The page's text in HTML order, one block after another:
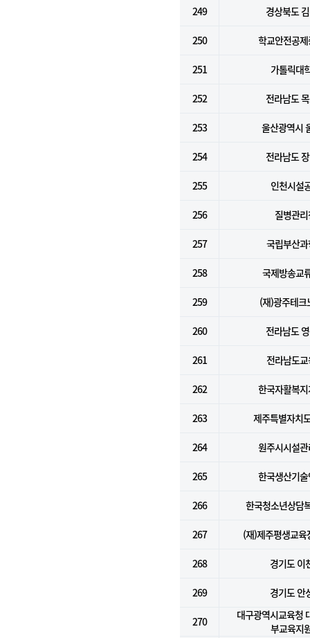
249 경상북도
250 학교안전공
251 가톨릭대
252 전라남도
253 울산광역시
254 전라남도
255 인천시설
256 질병관
257 국립부산
258 국제방송교
259 (재)광주테크
260 전라남도
261 전라남도
262 한국자활복
263 제주특별자치
264 원주시시설
265 한국생산기
266 한국청소년상담
267 (재)제주평생교육
268 경기도 이
269 경기도 안
270
대구광역시교육청
부교육지